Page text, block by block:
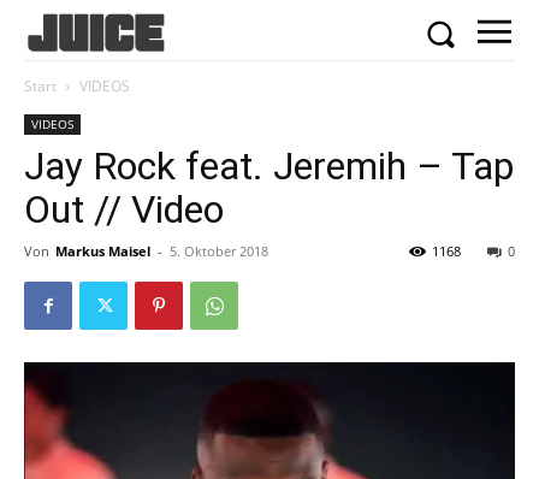
Start VIDEOS
VIDEOS
Jay Rock feat. Jeremih – Tap
Out // Video
Von Markus Maisel - 5. Oktober 2018 0
1168